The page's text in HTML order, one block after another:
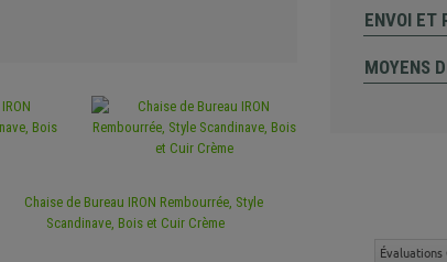
ENVOI ET
MOYENS
Évaluations